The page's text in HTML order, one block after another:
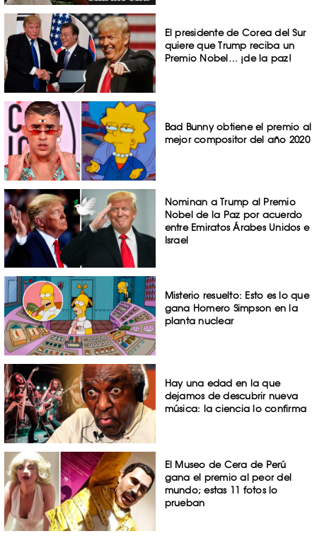
El presidente de Corea del Sur
quiere que Trump reciba un
Premio Nobel… ¡de la paz!
Bad Bunny obtiene el premio al
mejor compositor del año 2020
Nominan a Trump al Premio
Nobel de la Paz por acuerdo
entre Emiratos Árabes Unidos e
Israel
Misterio resuelto: Esto es lo que
gana Homero Simpson en la
planta nuclear
Hay una edad en la que
dejamos de descubrir nueva
música: la ciencia lo confirma
El Museo de Cera de Perú
gana el premio al peor del
mundo; estas 11 fotos lo
prueban